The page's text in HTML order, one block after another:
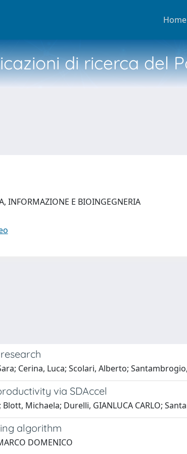
Home
di ricerca del
INFORMAZIONE E BIOINGEGNERIA
Cerina, Luca; Scolari, Alberto;
via SDAccel
Michaela; Durelli, GIANLUCA CARLO;
algorithm
DOMENICO